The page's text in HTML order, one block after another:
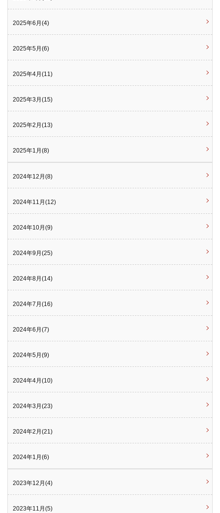
2025年6月(4)
2025年5月(6)
2025年4月(11)
2025年3月(15)
2025年2月(13)
2025年1月(8)
2024年12月(8)
2024年11月(12)
2024年10月(9)
2024年9月(25)
2024年8月(14)
2024年7月(16)
2024年6月(7)
2024年5月(9)
2024年4月(10)
2024年3月(23)
2024年2月(21)
2024年1月(6)
2023年12月(4)
2023年11月(5)